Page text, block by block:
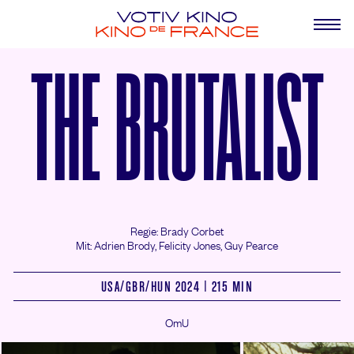
THE BRUTALIST
Regie: Brady Corbet
Mit: Adrien Brody, Felicity Jones, Guy Pearce
USA/GBR/HUN 2024 | 215 MIN
OmU